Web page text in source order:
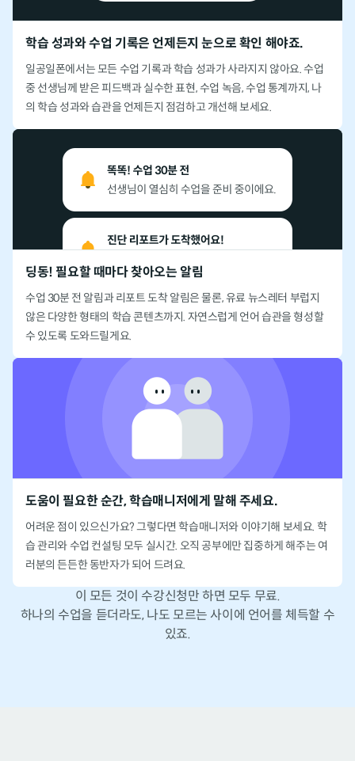
학습 성과와 수업 기록은 언제든지 눈으로 확인 해야죠.
일공일폰에서는 모든 수업 기록과 학습 성과가 사라지지 않아요. 수업
중 선생님께 받은 피드백과 실수한 표현, 수업 녹음, 수업 통계까지, 나
의 학습 성과와 습관을 언제든지 점검하고 개선해 보세요.
딩동! 필요할 때마다 찾아오는 알림
수업 30분 전 알림과 리포트 도착 알림은 물론,유료 뉴스레터 부럽지
않은 다양한 형태의 학습 콘텐츠까지. 자연스럽게 언어 습관을 형성할
수 있도록 도와드릴게요.
도움이 필요한 순간, 학습매니저에게 말해 주세요.
어려운 점이 있으신가요? 그렇다면 학습매니저와 이야기해 보세요. 학
습 관리와 수업 컨설팅 모두 실시간. 오직 공부에만 집중하게 해주는 여
러분의 든든한 동반자가 되어 드려요.
이 모든 것이 수강신청만 하면 모두 무료.
하나의 수업을 듣더라도, 나도 모르는 사이에 언어를 체득할 수
있죠.